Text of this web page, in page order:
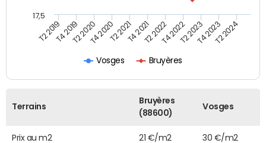
Vosges Bruyères
T2 2019T4 2019T2 2020T4 2020T2 2021T4 2021T2 2022T4 2022T2 2023T4 2023T2 2024
17,5
Terrains
Bruyères
(88600)
Vosges
Prix au m2 21 €/m2 30 €/m2